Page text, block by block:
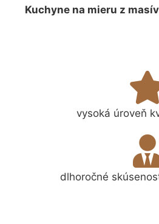
Kuchyne na mieru z
vysoká úroveň
dlhoročné